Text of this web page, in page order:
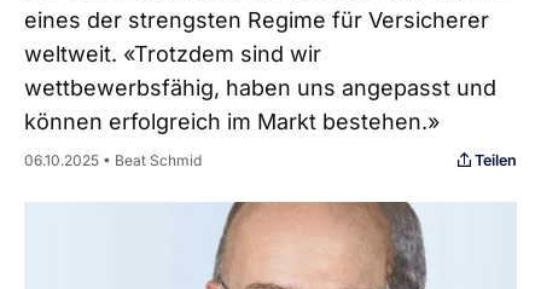
eines der strengsten Regime für Versicherer
weltweit. «Trotzdem sind wir
wettbewerbsfähig, haben uns angepasst und
können erfolgreich im Markt bestehen.»
06.10.2025 • Beat Schmid Teilen